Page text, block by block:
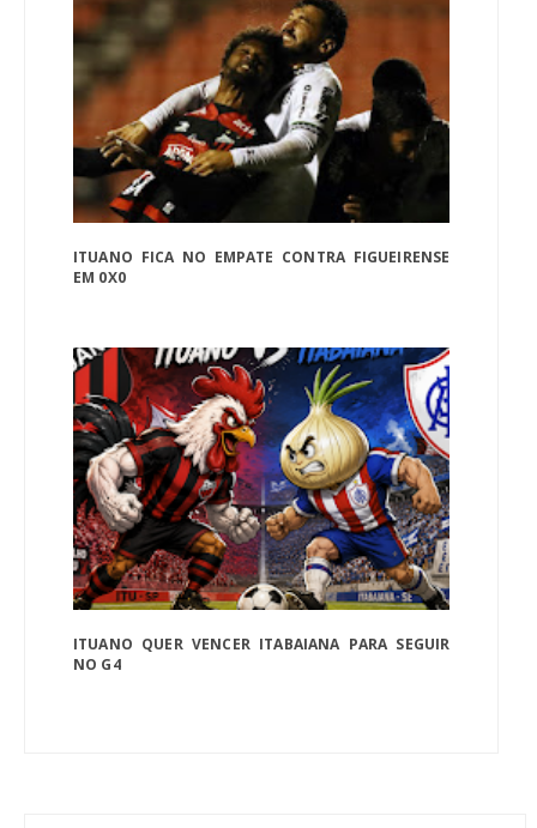
ITUANO FICA NO EMPATE CONTRA FIGUEIRENSE
EM 0X0
ITUANO QUER VENCER ITABAIANA PARA SEGUIR
NO G4